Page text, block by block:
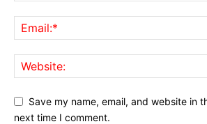
Save my name, email, and website in
next time I comment.